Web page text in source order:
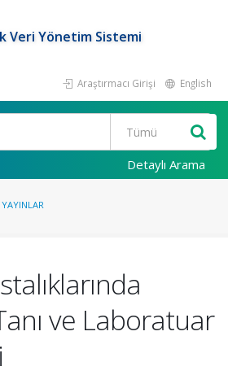
Veri Yönetim Sistemi
Araştırmacı Girişi English
Detaylı Arama
ve Laboratuar